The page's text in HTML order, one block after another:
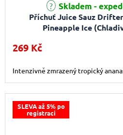
Příchuť Juice Sauz
Pineapple Ice
Skladem -
269 Kč
Intenzivně zmrazený tropický
SLEVA až 5% po
registraci